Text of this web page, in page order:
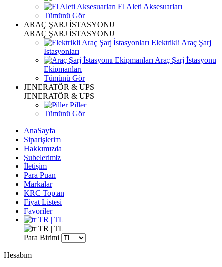
El Aleti Aksesuarları
Tümünü Gör
ARAÇ ŞARJ İSTASYONU
ARAÇ ŞARJ İSTASYONU
Elektrikli Araç Şarj
İstasyonları
Araç Şarj İstasyonu
Ekipmanları
Tümünü Gör
JENERATÖR & UPS
JENERATÖR & UPS
Piller
Tümünü Gör
AnaSayfa
Siparişlerim
Hakkımızda
Şubelerimiz
İletişim
Para Puan
Markalar
KRC Toptan
Fiyat Listesi
Favoriler
TR | TL
TR | TL
Para Birimi
Hesabım